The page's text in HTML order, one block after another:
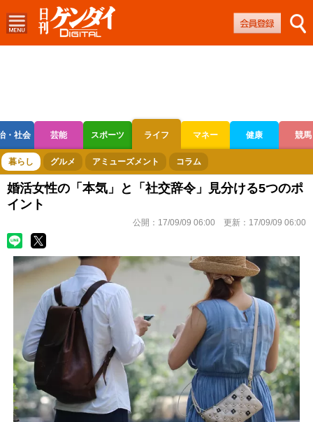
・社会 芸能 スポーツ ライフ マネー 健康 競馬
ボートレース 競輪 オートレース
暮らし グルメ アミューズメント コラム
婚活女性の「本気」と「社交辞令」見分ける5つのポ
イント
公開： 17/09/09 06:00 更新： 17/09/09 06:00